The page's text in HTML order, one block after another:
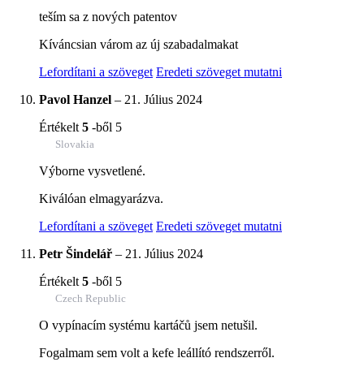
teším sa z nových patentov
Kíváncsian várom az új szabadalmakat
Lefordítani a szöveget Eredeti szöveget mutatni
Pavol Hanzel – 21. Július 2024
Értékelt 5 -ből 5
Slovakia
Výborne vysvetlené.
Kiválóan elmagyarázva.
Lefordítani a szöveget Eredeti szöveget mutatni
Petr Šindelář – 21. Július 2024
Értékelt 5 -ből 5
Czech Republic
O vypínacím systému kartáčů jsem netušil.
Fogalmam sem volt a kefe leállító rendszerről.